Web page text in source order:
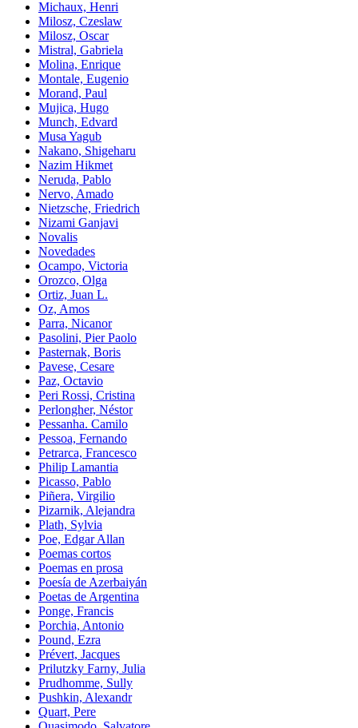
Michaux, Henri
Milosz, Czeslaw
Milosz, Oscar
Mistral, Gabriela
Molina, Enrique
Montale, Eugenio
Morand, Paul
Mujica, Hugo
Munch, Edvard
Musa Yagub
Nakano, Shigeharu
Nazim Hikmet
Neruda, Pablo
Nervo, Amado
Nietzsche, Friedrich
Nizami Ganjavi
Novalis
Novedades
Ocampo, Victoria
Orozco, Olga
Ortiz, Juan L.
Oz, Amos
Parra, Nicanor
Pasolini, Pier Paolo
Pasternak, Boris
Pavese, Cesare
Paz, Octavio
Peri Rossi, Cristina
Perlongher, Néstor
Pessanha. Camilo
Pessoa, Fernando
Petrarca, Francesco
Philip Lamantia
Picasso, Pablo
Piñera, Virgilio
Pizarnik, Alejandra
Plath, Sylvia
Poe, Edgar Allan
Poemas cortos
Poemas en prosa
Poesía de Azerbaiyán
Poetas de Argentina
Ponge, Francis
Porchia, Antonio
Pound, Ezra
Prévert, Jacques
Prilutzky Farny, Julia
Prudhomme, Sully
Pushkin, Alexandr
Quart, Pere